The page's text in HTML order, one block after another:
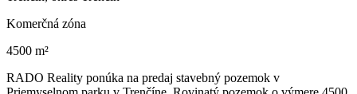
Komerčná zóna
4500 m²
RADO Reality ponúka na predaj stavebný pozemok v